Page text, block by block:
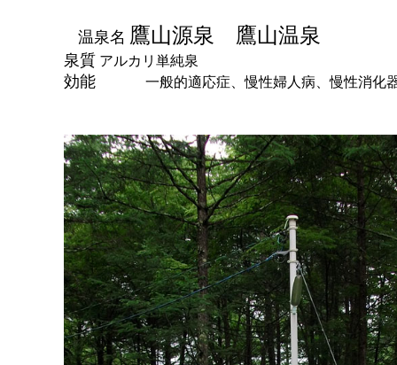
温泉名 鷹山源泉 鷹山温泉
泉質 アルカリ単純泉
効能 一般的適応症、慢性婦人病、慢性消化器